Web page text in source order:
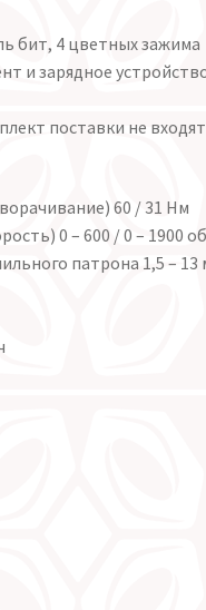
бит, 4 цветных зажима
и зарядное устройство
поставки не входят
60 / 31 Нм
0 – 600 / 0 – 1900
патрона 1,5 – 13